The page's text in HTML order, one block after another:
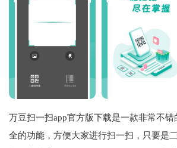
万豆扫一扫app官方版下载是一款非常不
全的功能，方便大家进行扫一扫，只要是